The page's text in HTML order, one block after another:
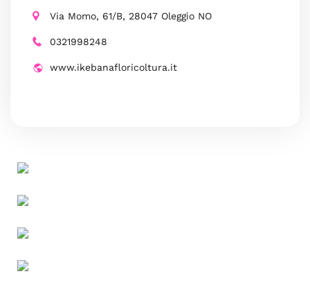
Via Momo, 61/B, 28047 Oleggio NO
0321998248
www.ikebanafloricoltura.it